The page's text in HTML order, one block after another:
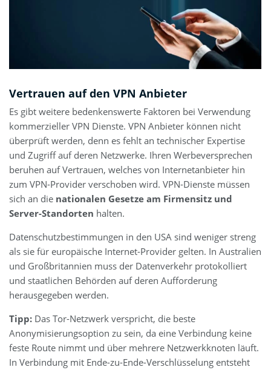
Vertrauen auf den VPN Anbieter
Es gibt weitere bedenkenswerte Faktoren bei Verwendung
kommerzieller VPN Dienste. VPN Anbieter können nicht
überprüft werden, denn es fehlt an technischer Expertise
und Zugriff auf deren Netzwerke. Ihren Werbeversprechen
beruhen auf Vertrauen, welches von Internetanbieter hin
zum VPN-Provider verschoben wird. VPN-Dienste müssen
sich an die nationalen Gesetze am Firmensitz und
Server-Standorten halten.
Datenschutzbestimmungen in den USA sind weniger streng
als sie für europäische Internet-Provider gelten. In Australien
und Großbritannien muss der Datenverkehr protokolliert
und staatlichen Behörden auf deren Aufforderung
herausgegeben werden.
Tipp: Das Tor-Netzwerk verspricht, die beste
Anonymisierungsoption zu sein, da eine Verbindung keine
feste Route nimmt und über mehrere Netzwerkknoten läuft.
In Verbindung mit Ende-zu-Ende-Verschlüsselung entsteht